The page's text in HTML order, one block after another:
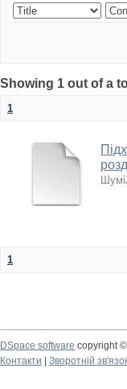
Showing 1 out of a
1
1
DSpace software copyright
Контакти
Зворотній